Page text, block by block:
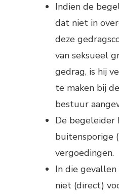
Indien de
dat niet in
deze
van seksueel
gedrag, is hij
te maken bij
bestuur
De
buitensporige
vergoedingen.
In die
niet (direct)